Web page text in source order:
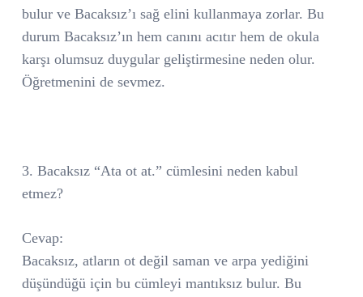
bulur ve Bacaksız’ı sağ elini kullanmaya zorlar. Bu
durum Bacaksız’ın hem canını acıtır hem de okula
karşı olumsuz duygular geliştirmesine neden olur.
Öğretmenini de sevmez.
3. Bacaksız “Ata ot at.” cümlesini neden kabul
etmez?
Cevap:
Bacaksız, atların ot değil saman ve arpa yediğini
düşündüğü için bu cümleyi mantıksız bulur. Bu